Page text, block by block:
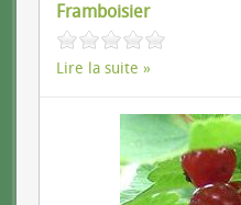
Framboisier
Lire la suite